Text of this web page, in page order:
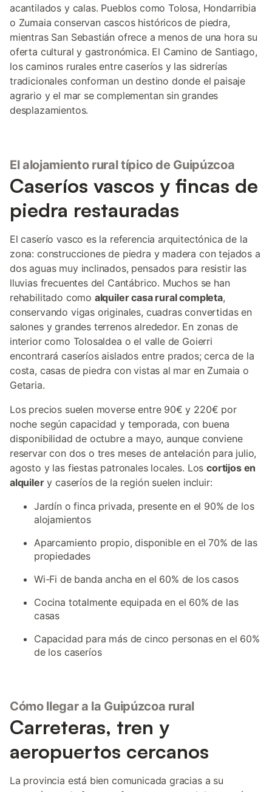
acantilados y calas. Pueblos como Tolosa, Hondarribia
o Zumaia conservan cascos históricos de piedra,
mientras San Sebastián ofrece a menos de una hora su
oferta cultural y gastronómica. El Camino de Santiago,
los caminos rurales entre caseríos y las sidrerías
tradicionales conforman un destino donde el paisaje
agrario y el mar se complementan sin grandes
desplazamientos.
El alojamiento rural típico de Guipúzcoa
Caseríos vascos y fincas de
piedra restauradas
El caserío vasco es la referencia arquitectónica de la
zona: construcciones de piedra y madera con tejados a
dos aguas muy inclinados, pensados para resistir las
lluvias frecuentes del Cantábrico. Muchos se han
rehabilitado como alquiler casa rural completa,
conservando vigas originales, cuadras convertidas en
salones y grandes terrenos alrededor. En zonas de
interior como Tolosaldea o el valle de Goierri
encontrará caseríos aislados entre prados; cerca de la
costa, casas de piedra con vistas al mar en Zumaia o
Getaria.
Los precios suelen moverse entre 90€ y 220€ por
noche según capacidad y temporada, con buena
disponibilidad de octubre a mayo, aunque conviene
reservar con dos o tres meses de antelación para julio,
agosto y las fiestas patronales locales. Loscortijos en
alquilery caseríos de la región suelen incluir:
Jardín o finca privada, presente en el 90% de los
alojamientos
Aparcamiento propio, disponible en el 70% de las
propiedades
Wi-Fi de banda ancha en el 60% de los casos
Cocina totalmente equipada en el 60% de las
casas
Capacidad para más de cinco personas en el 60%
de los caseríos
Cómo llegar a la Guipúzcoa rural
Carreteras, tren y
aeropuertos cercanos
La provincia está bien comunicada gracias a su